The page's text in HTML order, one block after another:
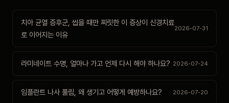
치아 균열 증후군, 씹을 때만 찌릿한 이 증상이 신경치료
로 이어지는 이유
2026-07-31
라미네이트 수명, 얼마나 가고 언제 다시 해야 하나요? 2026-07-24
임플란트 나사 풀림, 왜 생기고 어떻게 예방하나요? 2026-07-20